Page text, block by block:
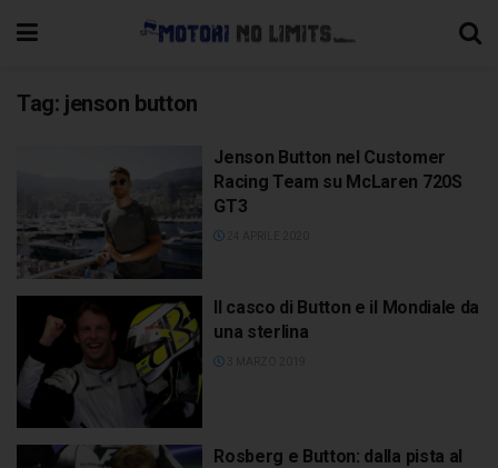
Tag: jenson button
Jenson Button nel Customer
Racing Team su McLaren 720S
GT3
Il casco di Button e il Mondiale da
una sterlina
Rosberg e Button: dalla pista al